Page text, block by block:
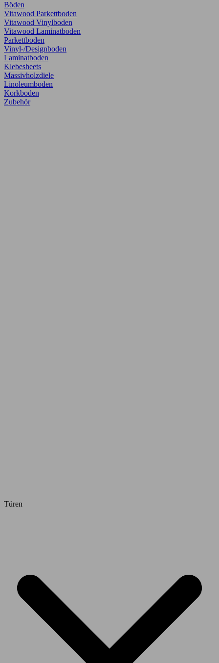
Böden
Vitawood Parkettboden
Vitawood Vinylboden
Vitawood Laminatboden
Parkettboden
Vinyl-/Designboden
Laminatboden
Klebesheets
Massivholzdiele
Linoleumboden
Korkboden
Zubehör
Türen